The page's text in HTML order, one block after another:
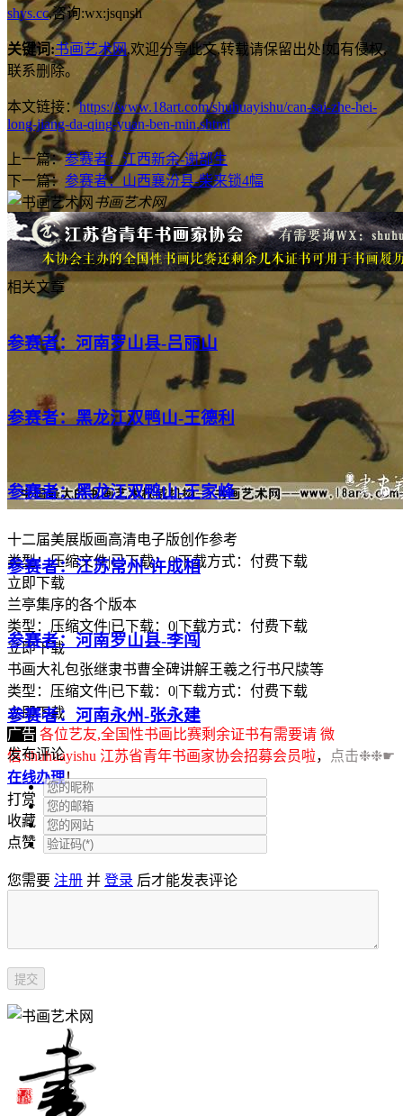
十二届美展版画高清电子版创作参考
类型：压缩文件|已下载：0|下载方式：付费下载
立即下载
兰亭集序的各个版本
类型：压缩文件|已下载：0|下载方式：付费下载
立即下载
书画大礼包张继隶书曹全碑讲解王羲之行书尺牍等
类型：压缩文件|已下载：0|下载方式：付费下载
立即下载
广告 各位艺友,全国性书画比赛剩余证书有需要请 微
信:shuhuayishu 江苏省青年书画家协会招募会员啦，
点击❉❉☛
在线办理！
打赏
收藏
点赞
shys.cc,咨询:wx:jsqnsh
关键词:书画艺术网,欢迎分享此文,转载请保留出处!如有侵权,
联系删除。
本文链接：https://www.18art.com/shuhuayishu/can-sai-zhe-hei-
long-jiang-da-qing-yuan-ben-min.shtml
上一篇：参赛者：江西新余-谢部生
下一篇： 参赛者：山西襄汾县-柴来锁4幅
书画艺术网
相关文章
参赛者：河南罗山县-吕丽山
参赛者：黑龙江双鸭山-王德利
参赛者：黑龙江双鸭山-王家峰
参赛者：江苏常州-许成相
参赛者：河南罗山县-李闯
参赛者：河南永州-张永建
发布评论
您需要 注册 并 登录 后才能发表评论